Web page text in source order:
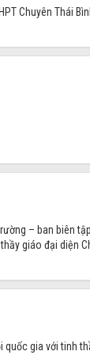
Chuyên Thái
– ban biên tập
giáo đại diện
quốc gia với tinh